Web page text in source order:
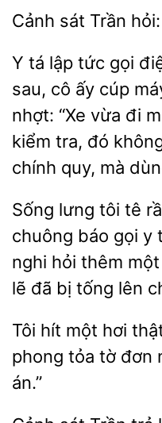
Cảnh Trần
Y tá lập tức gọi
sau, cô ấy cúp
nhợt: “Xe vừa đi
kiểm tra, đó
chính quy, mà
Sống lưng tôi tê
chuông
gọi y
nghi hỏi thêm
lẽ đã bị tống lên
Tôi hít một
phong tỏa tờ đơn
án.”